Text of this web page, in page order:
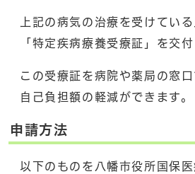
上記の病気の治療を受けてい
「特定疾病療養受療証」を交付
この受療証を病院や薬局の窓
自己負担額の軽減ができます。
申請方法
以下のものを八幡市役所国保